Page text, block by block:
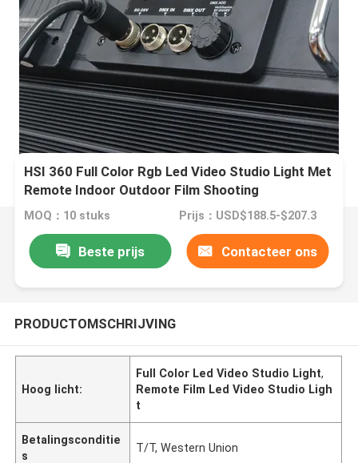
HSI 360 Full Color Rgb Led Video Studio Light Met
Remote Indoor Outdoor Film Shooting
MOQ：10 stuks Prijs：USD$188.5-$207.3
Beste prijs Contacteer ons
PRODUCTOMSCHRIJVING
Hoog licht:
Full Color Led Video Studio Light,
Remote Film Led Video Studio Ligh
t
Betalingsconditie
s
T/T, Western Union